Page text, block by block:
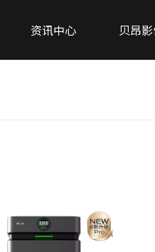
资讯中心 贝昂